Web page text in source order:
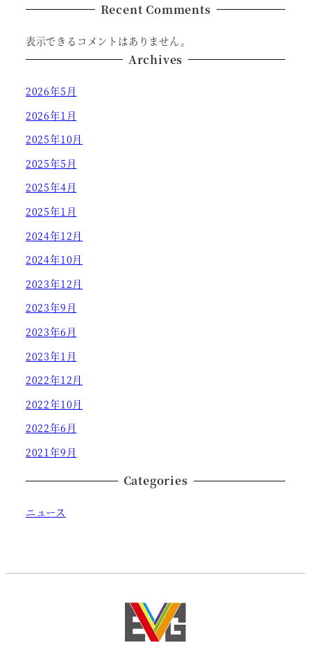
Recent Comments
表示できるコメントはありません。
Archives
2026年5月
2026年1月
2025年10月
2025年5月
2025年4月
2025年1月
2024年12月
2024年10月
2023年12月
2023年9月
2023年6月
2023年1月
2022年12月
2022年10月
2022年6月
2021年9月
Categories
ニュース